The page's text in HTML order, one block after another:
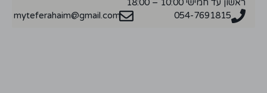
ראשון עד חמישי 10:00 – 18:00
054-7691815
myteferahaim@gmail.com